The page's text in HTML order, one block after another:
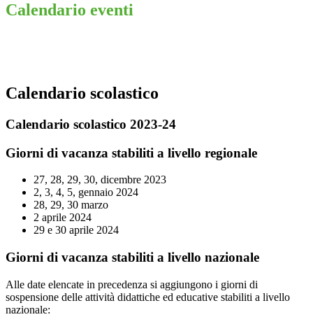
Calendario eventi
Calendario scolastico
Calendario scolastico 2023-24
Giorni di vacanza stabiliti a livello regionale
27, 28, 29, 30, dicembre 2023
2, 3, 4, 5, gennaio 2024
28, 29, 30 marzo
2 aprile 2024
29 e 30 aprile 2024
Giorni di vacanza stabiliti a livello nazionale
Alle date elencate in precedenza si aggiungono i giorni di
sospensione delle attività didattiche ed educative stabiliti a livello
nazionale: